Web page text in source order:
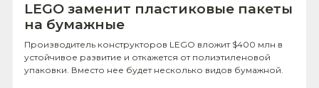
LEGO заменит пластиковые пакеты
на бумажные
Производитель конструкторов LEGO вложит $400 млн в
устойчивое развитие и откажется от полиэтиленовой
упаковки. Вместо нее будет несколько видов бумажной.